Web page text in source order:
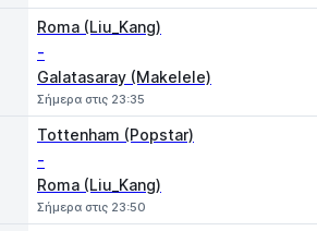
Roma (Liu_Kang)
-
Galatasaray (Makelele)
Σήμερα στις 23:35
Tottenham (Popstar)
-
Roma (Liu_Kang)
Σήμερα στις 23:50